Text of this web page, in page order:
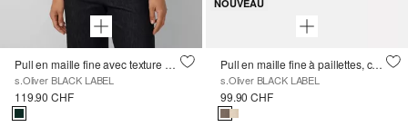
Pull en maille fine avec texture ottomane semi-transparente sur les manches
s.Oliver BLACK LABEL
119.90 CHF
NOUVEAU
Pull en maille fine à paillettes, coupe décontractée
s.Oliver BLACK LABEL
99.90 CHF